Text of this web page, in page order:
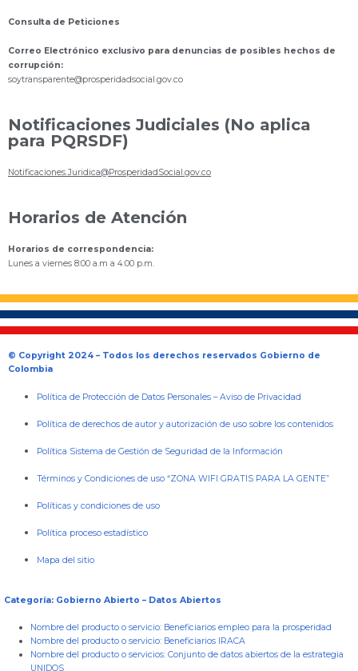
Consulta de Peticiones
Correo Electrónico exclusivo para denuncias de posibles hechos de
corrupción:
soytransparente@prosperidadsocial.gov.co
Notificaciones Judiciales (No aplica
para PQRSDF)
Notificaciones.Juridica@ProsperidadSocial.gov.co
Horarios de Atención
Horarios de correspondencia:
Lunes a viernes 8:00 a.m a 4:00 p.m.
© Copyright 2024 – Todos los derechos reservados Gobierno de
Colombia
Política de Protección de Datos Personales –Aviso de Privacidad
Política de derechos de autor y autorización de uso sobre los contenidos
Política Sistema de Gestión de Seguridad de la Información
Términos y Condiciones de uso “ZONA WIFI GRATIS PARA LA GENTE”
Políticas y condiciones de uso
Política proceso estadístico
Mapa del sitio
Categoría: Gobierno Abierto – Datos Abiertos
Nombre del producto o servicio: Beneficiarios empleo para la prosperidad
Nombre del producto o servicio: Beneficiarios IRACA
Nombre del producto o servicios: Conjunto de datos abiertos de la estrategia
UNIDOS